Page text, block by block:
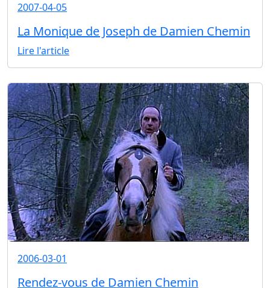
2007-04-05
La Monique de Joseph de Damien Chemin
Lire l'article
2006-03-01
Rendez-vous de Damien Chemin